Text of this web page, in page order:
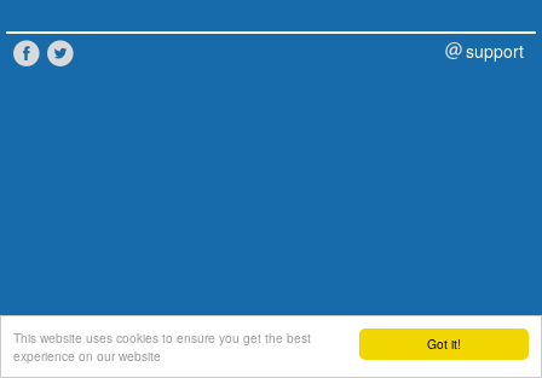
Got it!
This website uses cookies to ensure you get the best
experience on our website
support